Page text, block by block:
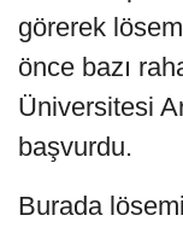
görerek
önce bazı
Üniversitesi
başvurdu.
Burada